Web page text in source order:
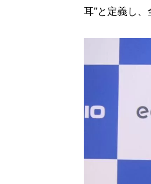
耳”と定義し